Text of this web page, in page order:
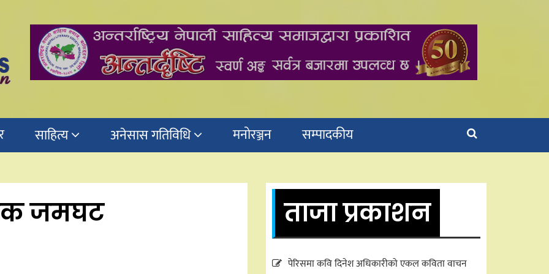
साहित्य अनेसास गतिविधि मनोरञ्जन सम्पादकीय
जमघट ताजा प्रकाशन
पेरिसमा कवि दिनेश अधिकारीको एकल कविता वाचन